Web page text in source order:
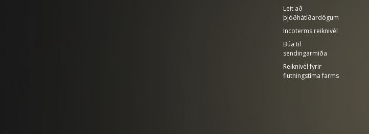
Leit að
þjóðhátíðardögum
Incoterms reiknivél
Búa til
sendingarmiða
Reiknivél fyrir
flutningstíma farms